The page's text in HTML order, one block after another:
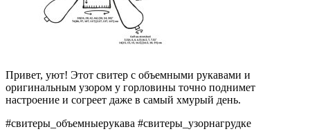
Привет, уют! Этот свитер с объемными рукавами и
оригинальным узором у горловины точно поднимет
настроение и согреет даже в самый хмурый день.
#свитеры_объемныерукава #свитеры_узорнагрудке